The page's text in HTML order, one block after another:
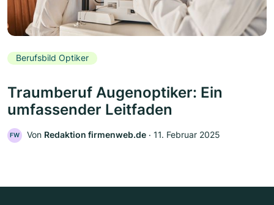
Berufsbild Optiker
Traumberuf Augenoptiker: Ein
umfassender Leitfaden
FW Von Redaktion firmenweb.de ‧ 11. Februar 2025